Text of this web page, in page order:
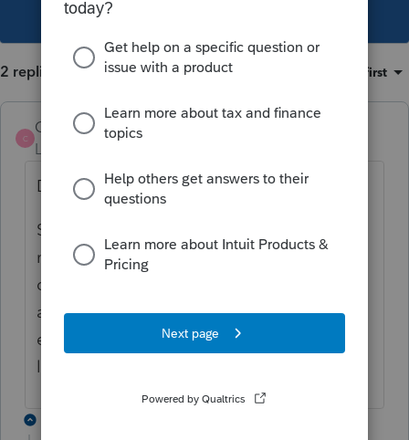
This topic has been closed for replies.
2 replies Oldest first
C
Cham123456
Level 6
Doit être déclaré.
Si T2202 prouvant études à temps plein, se
met sur la première ligne de la case 105
dans Profile. Alors devient non imposable et
a aucun impact au fédéral. Par contre, tout
en étant non imposable au Québec, agit sur
le revenu net et plusieurs crédits d'impôts.